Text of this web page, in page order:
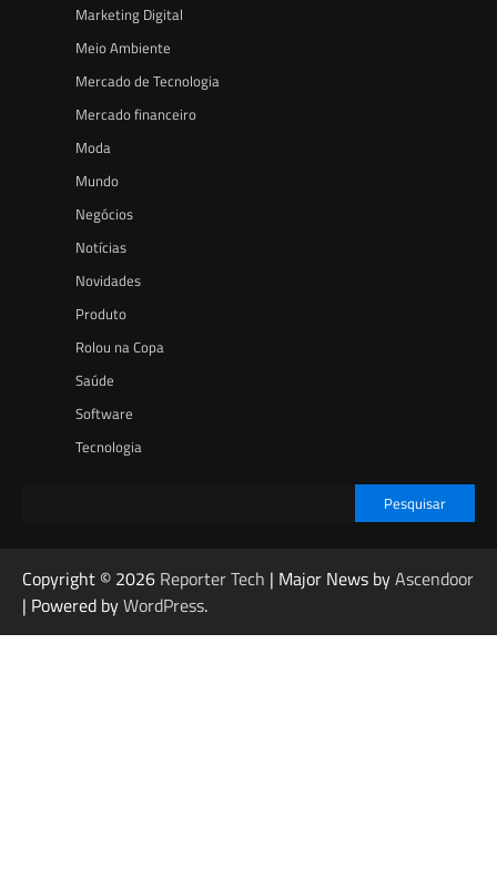
Marketing Digital
Meio Ambiente
Mercado de Tecnologia
Mercado financeiro
Moda
Mundo
Negócios
Notícias
Novidades
Produto
Rolou na Copa
Saúde
Software
Tecnologia
Pesquisar
Copyright © 2026 Reporter Tech | Major News byAscendoor
| Powered byWordPress.